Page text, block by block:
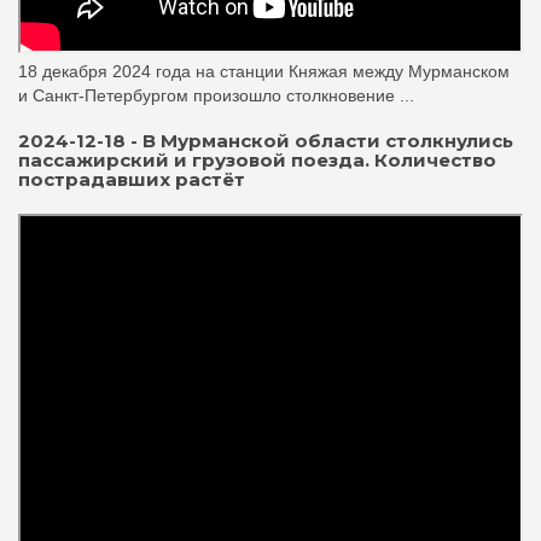
18 декабря 2024 года на станции Княжая между Мурманском
и Санкт-Петербургом произошло столкновение ...
2024-12-18 - В Мурманской области столкнулись
пассажирский и грузовой поезда. Количество
пострадавших растёт